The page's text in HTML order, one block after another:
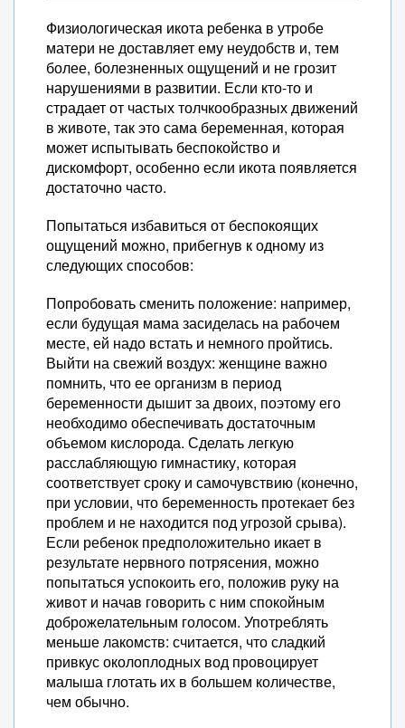
Физиологическая икота ребенка в утробе
матери не доставляет ему неудобств и, тем
более, болезненных ощущений и не грозит
нарушениями в развитии. Если кто-то и
страдает от частых толчкообразных движений
в животе, так это сама беременная, которая
может испытывать беспокойство и
дискомфорт, особенно если икота появляется
достаточно часто.
Попытаться избавиться от беспокоящих
ощущений можно, прибегнув к одному из
следующих способов:
Попробовать сменить положение: например,
если будущая мама засиделась на рабочем
месте, ей надо встать и немного пройтись.
Выйти на свежий воздух: женщине важно
помнить, что ее организм в период
беременности дышит за двоих, поэтому его
необходимо обеспечивать достаточным
объемом кислорода. Сделать легкую
расслабляющую гимнастику, которая
соответствует сроку и самочувствию (конечно,
при условии, что беременность протекает без
проблем и не находится под угрозой срыва).
Если ребенок предположительно икает в
результате нервного потрясения, можно
попытаться успокоить его, положив руку на
живот и начав говорить с ним спокойным
доброжелательным голосом. Употреблять
меньше лакомств: считается, что сладкий
привкус околоплодных вод провоцирует
малыша глотать их в большем количестве,
чем обычно.